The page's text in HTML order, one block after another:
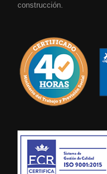
construcción.